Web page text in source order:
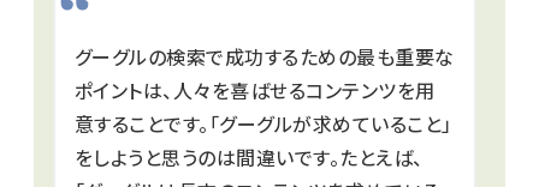
グーグルの検索で成功するための最も重要な
ポイントは、人々を喜ばせるコンテンツを用
意することです。「グーグルが求めていること」
をしようと思うのは間違いです。たとえば、